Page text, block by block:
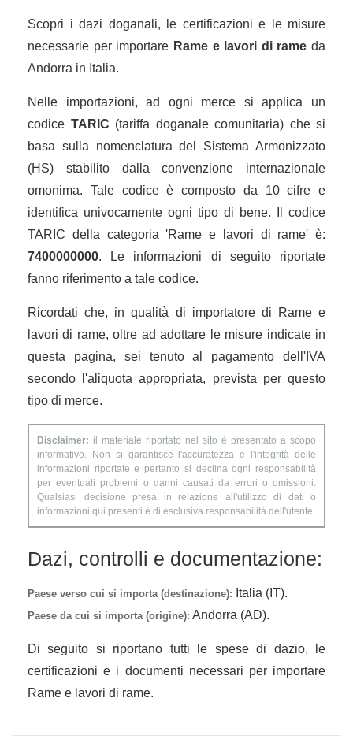
Scopri i dazi doganali, le certificazioni e le misure
necessarie per importare Rame e lavori di rame da
Andorra in Italia.
Nelle importazioni, ad ogni merce si applica un
codice TARIC (tariffa doganale comunitaria) che si
basa sulla nomenclatura del Sistema Armonizzato
(HS) stabilito dalla convenzione internazionale
omonima. Tale codice è composto da 10 cifre e
identifica univocamente ogni tipo di bene. Il codice
TARIC della categoria 'Rame e lavori di rame' è:
7400000000. Le informazioni di seguito riportate
fanno riferimento a tale codice.
Ricordati che, in qualità di importatore di Rame e
lavori di rame, oltre ad adottare le misure indicate in
questa pagina, sei tenuto al pagamento dell'IVA
secondo l'aliquota appropriata, prevista per questo
tipo di merce.
Disclaimer: il materiale riportato nel sito è presentato a scopo
informativo. Non si garantisce l'accuratezza e l'integrità delle
informazioni riportate e pertanto si declina ogni responsabilità
per eventuali problemi o danni causati da errori o omissioni.
Qualsiasi decisione presa in relazione all'utilizzo di dati o
informazioni qui presenti è di esclusiva responsabilità dell'utente.
Dazi, controlli e documentazione:
Paese verso cui si importa (destinazione): Italia (IT).
Paese da cui si importa (origine): Andorra (AD).
Di seguito si riportano tutti le spese di dazio, le
certificazioni e i documenti necessari per importare
Rame e lavori di rame.